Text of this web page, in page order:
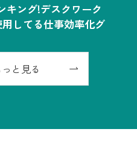
キング!デスクワーク
してる仕事効率化グ
と見る